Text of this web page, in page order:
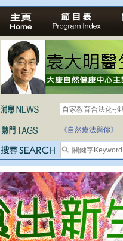
自家教育合法化-
醫療有選擇，人人
《自然療法與你》